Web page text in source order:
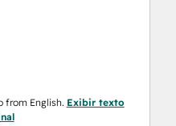
from English. Exibir texto